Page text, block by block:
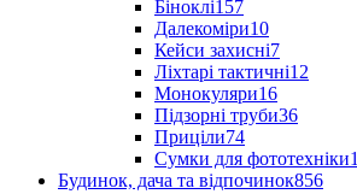
Біноклі157
Далекоміри10
Кейси захисні7
Ліхтарі тактичні12
Монокуляри16
Підзорні труби36
Приціли74
Сумки для фототехніки
Будинок, дача та відпочинок856